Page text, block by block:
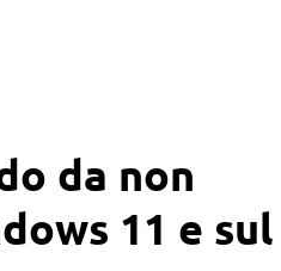
da non
11 e sul